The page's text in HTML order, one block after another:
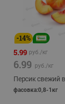
-14%
5.99 руб./кг
6.99 руб./кг
Персик свежий
фасовка:0,8-1кг